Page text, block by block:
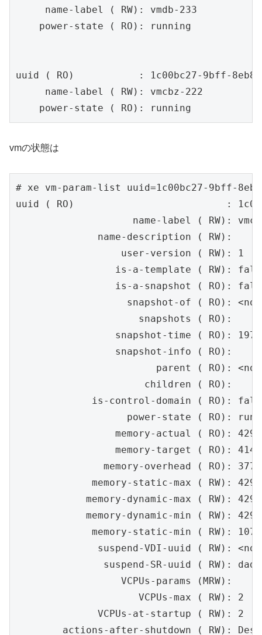
     name-label ( RW): vmdb-233
    power-state ( RO): running
uuid ( RO)           : 1c00bc27-9bff-8eb8-
     name-label ( RW): vmcbz-222
    power-state ( RO): running
vmの状態は
# xe vm-param-list uuid=1c00bc27-9bff-
uuid ( RO)                          :
name-label ( RW):
              name-description ( RW):
                  user-version ( RW): 1
is-a-template ( RW):
is-a-snapshot ( RO):
snapshot-of ( RO):
                     snapshots ( RO):
snapshot-time ( RO):
                 snapshot-info ( RO):
parent ( RO):
                      children ( RO):
is-control-domain ( RO):
power-state ( RO):
memory-actual ( RO):
memory-target ( RO):
memory-overhead ( RO):
memory-static-max ( RW):
memory-dynamic-max ( RW):
memory-dynamic-min ( RW):
memory-static-min ( RW):
suspend-VDI-uuid ( RW):
suspend-SR-uuid ( RW):
                  VCPUs-params (MRW):
                     VCPUs-max ( RW): 2
              VCPUs-at-startup ( RW): 2
actions-after-shutdown ( RW):